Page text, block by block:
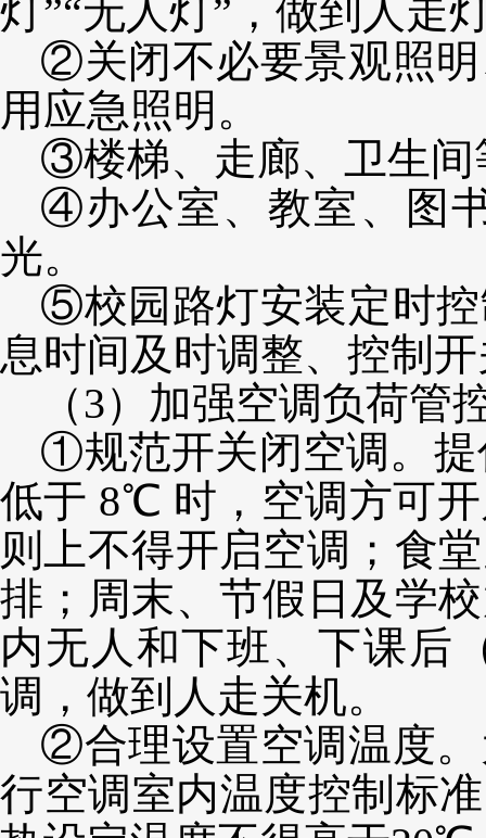
灯”“无人灯”，做到人走
②关闭不必要景观照
用应急照明。
③楼梯、走廊、卫生间
④办公室、教室、图
光。
⑤校园路灯安装定时
息时间及时调整、控制
（3） 加强空调负荷管
①规范开关闭空调。
低于 8℃ 时，空调方可
则上不得开启空调；食
排；周末、节假日及学
内无人和下班、下课后
调，做到人走关机。
②合理设置空调温度
行空调室内温度控制标